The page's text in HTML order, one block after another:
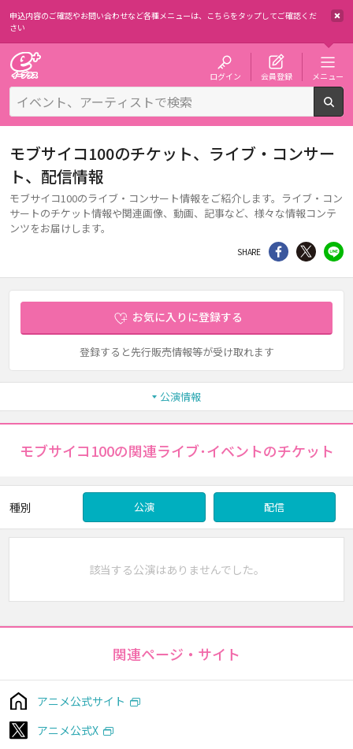
申込内容のご確認やお問い合わせなど各種メニューは、 こちらをタップしてご確認くだ
さい
ログイン 会員登録 メニュー
モブサイコ100のチケット、ライブ・コンサー
ト、配信情報
モブサイコ100のライブ・コンサート情報をご紹介します。ライブ・コン
サートのチケット情報や関連画像、動画、記事など、様々な情報コンテ
ンツをお届けします。
SHARE シェア Twitter
お気に入りに登録する
登録すると先行販売情報等が受け取れます
公演情報
モブサイコ100の関連ライブ･イベントのチケット
種別 公演 配信
該当する公演はありませんでした。
関連ページ・サイト
アニメ公式サイト
アニメ公式X